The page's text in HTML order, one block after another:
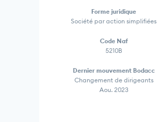
Forme juridique
Société par action simplifiées
Code Naf
5210B
Dernier mouvement Bodacc
Changement de dirigeants
Aou. 2023